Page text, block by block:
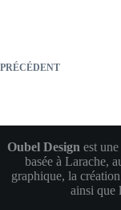
PRÉCÉDENT
Oubel Design est
basée à Larache,
graphique, la
ainsi que